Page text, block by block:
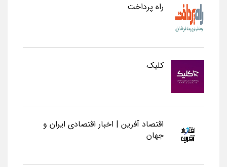
راه پرداخت
کلیک
اقتصاد آفرین | اخبار اقتصادی ایران و
جهان